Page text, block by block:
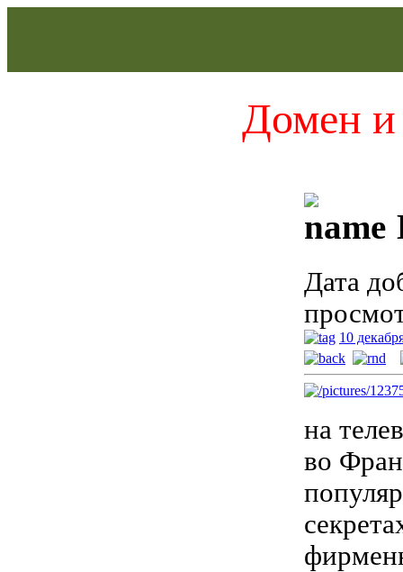
Домен и
Дата
10
на
во